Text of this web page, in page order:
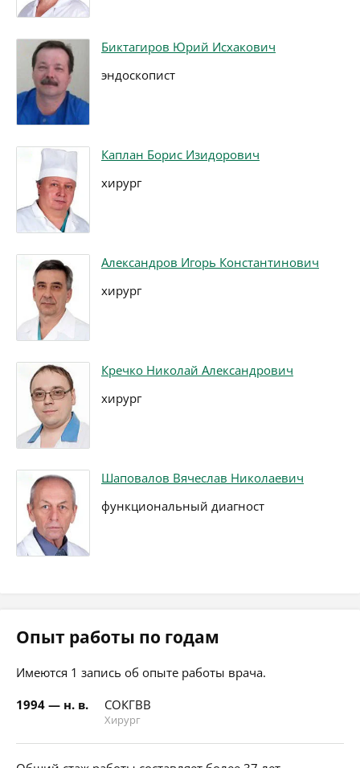
Биктагиров Юрий Исхакович
эндоскопист
Каплан Борис Изидорович
хирург
Александров Игорь Константинович
хирург
Кречко Николай Александрович
хирург
Шаповалов Вячеслав Николаевич
функциональный диагност
Опыт работы по годам
Имеются 1 запись об опыте работы врача.
1994 — н. в.
СОКГВВ
Хирург